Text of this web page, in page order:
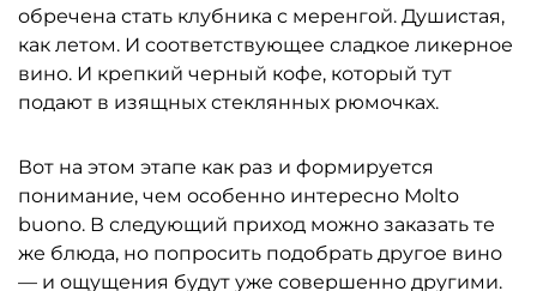
обречена стать клубника с меренгой. Душистая,
как летом. И соответствующее сладкое ликерное
вино. И крепкий черный кофе, который тут
подают в изящных стеклянных рюмочках.
Вот на этом этапе как раз и формируется
понимание, чем особенно интересно Molto
buono. В следующий приход можно заказать те
же блюда, но попросить подобрать другое вино
— и ощущения будут уже совершенно другими.